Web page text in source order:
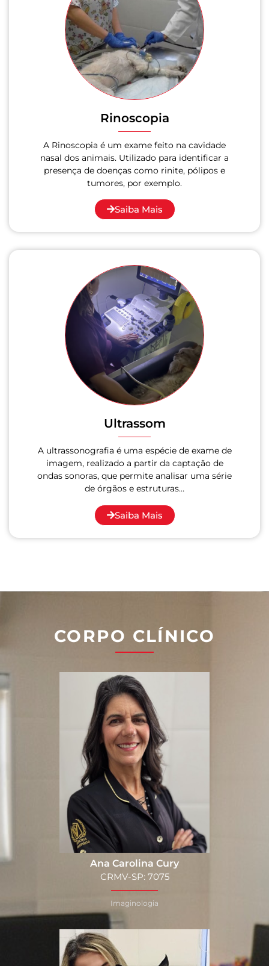
Rinoscopia
A Rinoscopia é um exame feito na cavidade
nasal dos animais. Utilizado para identificar a
presença de doenças como rinite, pólipos e
tumores, por exemplo.
Saiba Mais
Ultrassom
A ultrassonografia é uma espécie de exame de
imagem, realizado a partir da captação de
ondas sonoras, que permite analisar uma série
de órgãos e estruturas…
Saiba Mais
CORPO CLÍNICO
Ana Carolina Cury
CRMV-SP: 7075
Imaginologia